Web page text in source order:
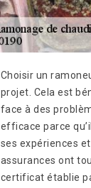
Choisir un
projet. Cela est
face à des
efficace parce
ses expériences
assurances ont
certificat établie